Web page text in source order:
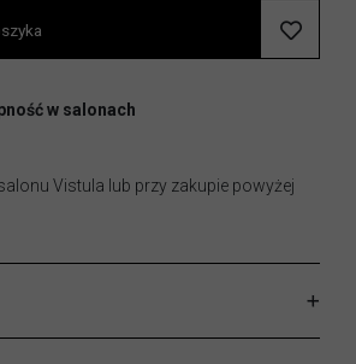
w salonach
Vistula lub przy zakupie powyżej